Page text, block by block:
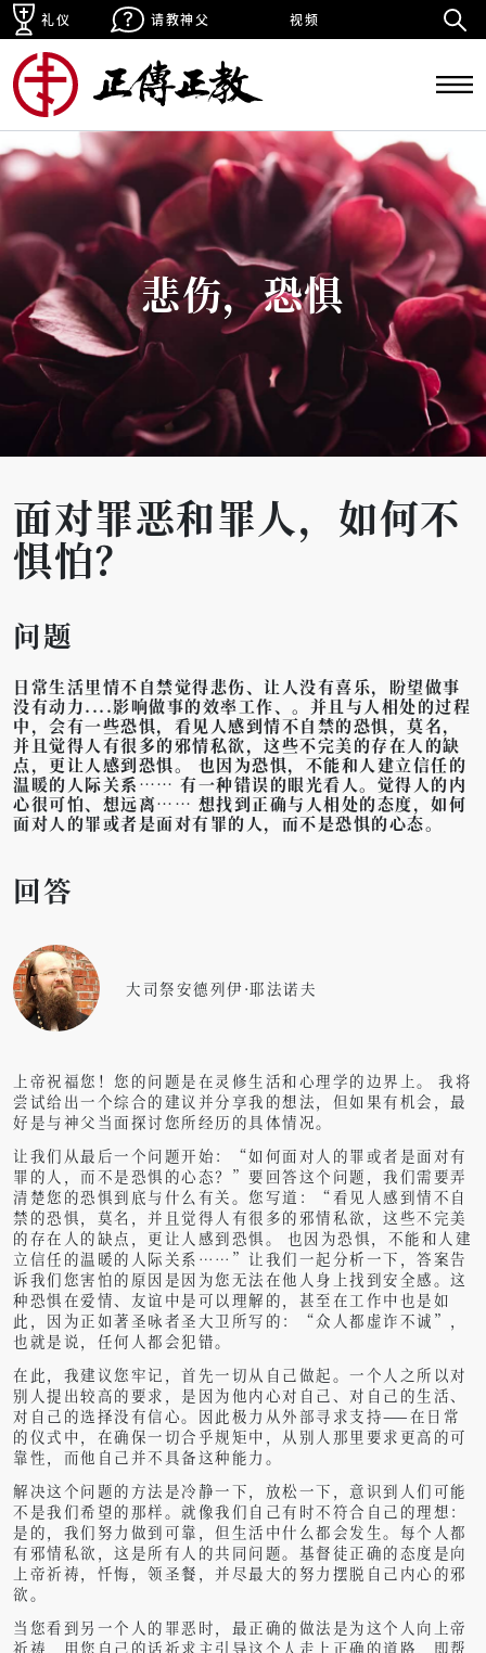
礼仪 请教神父 视频
悲伤，恐惧
面对罪恶和罪人，如何不
惧怕？
问题
日常生活里情不自禁觉得悲伤、让人没有喜乐，盼望做事
没有动力....影响做事的效率工作、。并且与人相处的过程
中，会有一些恐惧，看见人感到情不自禁的恐惧，莫名，
并且觉得人有很多的邪情私欲，这些不完美的存在人的缺
点，更让人感到恐惧。 也因为恐惧，不能和人建立信任的
温暖的人际关系…… 有一种错误的眼光看人。觉得人的内
心很可怕、想远离…… 想找到正确与人相处的态度，如何
面对人的罪或者是面对有罪的人，而不是恐惧的心态。
回答
大司祭安德列伊·耶法诺夫
上帝祝福您！ 您的问题是在灵修生活和心理学的边界上。 我将
尝试给出一个综合的建议并分享我的想法，但如果有机会，最
好是与神父当面探讨您所经历的具体情况。
让我们从最后一个问题开始：“如何面对人的罪或者是面对有
罪的人，而不是恐惧的心态？”要回答这个问题，我们需要弄
清楚您的恐惧到底与什么有关。您写道：“看见人感到情不自
禁的恐惧，莫名，并且觉得人有很多的邪情私欲，这些不完美
的存在人的缺点，更让人感到恐惧。 也因为恐惧，不能和人建
立信任的温暖的人际关系……”让我们一起分析一下，答案告
诉我们您害怕的原因是因为您无法在他人身上找到安全感。这
种恐惧在爱情、友谊中是可以理解的，甚至在工作中也是如
此，因为正如著圣咏者圣大卫所写的：“众人都虚诈不诚”，
也就是说，任何人都会犯错。
在此，我建议您牢记，首先一切从自己做起。一个人之所以对
别人提出较高的要求，是因为他内心对自己、对自己的生活、
对自己的选择没有信心。因此极力从外部寻求支持——在日常
的仪式中，在确保一切合乎规矩中，从别人那里要求更高的可
靠性，而他自己并不具备这种能力。
解决这个问题的方法是冷静一下，放松一下，意识到人们可能
不是我们希望的那样。就像我们自己有时不符合自己的理想：
是的，我们努力做到可靠，但生活中什么都会发生。每个人都
有邪情私欲，这是所有人的共同问题。基督徒正确的态度是向
上帝祈祷，忏悔，领圣餐，并尽最大的努力摆脱自己内心的邪
欲。
当您看到另一个人的罪恶时，最正确的做法是为这个人向上帝
祈祷，用您自己的话祈求主引导这个人走上正确的道路，即帮